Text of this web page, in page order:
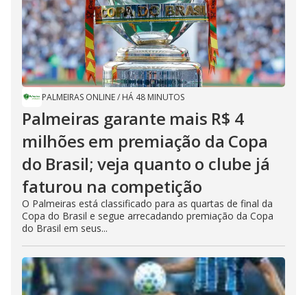
PALMEIRAS ONLINE/ HÁ 48 MINUTOS
Palmeiras garante mais R$ 4
milhões em premiação da Copa
do Brasil; veja quanto o clube já
faturou na competição
O Palmeiras está classificado para as quartas de final da
Copa do Brasil e segue arrecadando premiação da Copa
do Brasil em seus...